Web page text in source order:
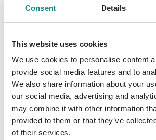
Consent Details
This website uses cookies
We use cookies to personalise content
provide social media features and to
We also share information about your
our social media, advertising and
may combine it with other information
provided to them or that they’ve
of their services.
Freiwillig geben viele Menschen
die Hände einer wirklich kranken
gelangen? Denn es gibt eine
Sie macht sich die
der diese Menschen ihre
Daten füttern, um ihre ganz
Ziele zu verfolgen.